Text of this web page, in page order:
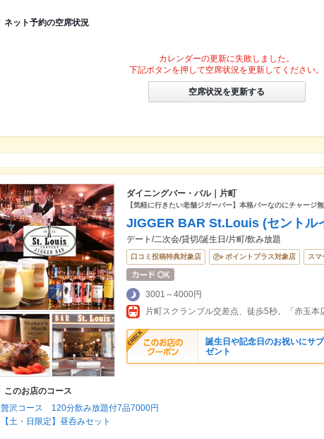
ネット予約の空席状況
カレンダーの更新に失敗しました。
下記ボタンを押して空席状況を更新してください。
空席状況を更新する
ダイニングバー・バル｜片町
【気軽に行きたい老舗ジガーバー】本格バーなのにチャージ
JIGGER BAR St.Louis (セントル
デート/二次会/貸切/誕生日/片町/飲み放題
口コミ投稿特典対象店 ポイントプラス対象店 スマ
3001～4000円
片町スクランブル交差点、徒歩5秒。「赤玉本
誕生日や記念日のお祝いにサ
ゼント
このお店のコース
贅沢コース 120分飲み放題付7品7000円
【土・日限定】昼呑みセット